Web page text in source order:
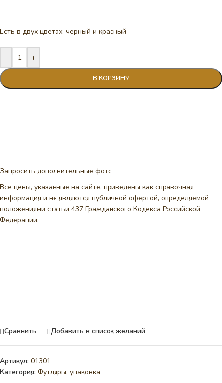
Есть в двух цветах: черный и красный
- +
В КОРЗИНУ
Запросить дополнительные фото
Все цены, указанные на сайте, приведены как справочная
информация и не являются публичной офертой, определяемой
положениями статьи 437 Гражданского Кодекса Российской
Федерации.
Сравнить Добавить в список желаний
Артикул: 01301
Категория: Футляры, упаковка